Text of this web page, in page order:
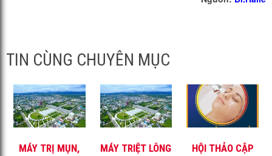
TIN CÙNG CHUYÊN MỤC
MÁY TRỊ MỤN,
MÁY TRIỆT LÔNG
HỘI THẢO CẬP